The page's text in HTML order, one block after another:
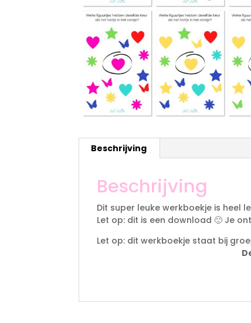
Beschrijving
Beschrijving
Dit super leuke werkboekje is heel
Let op: dit is een download 🙂 Je
Let op: dit werkboekje staat bij